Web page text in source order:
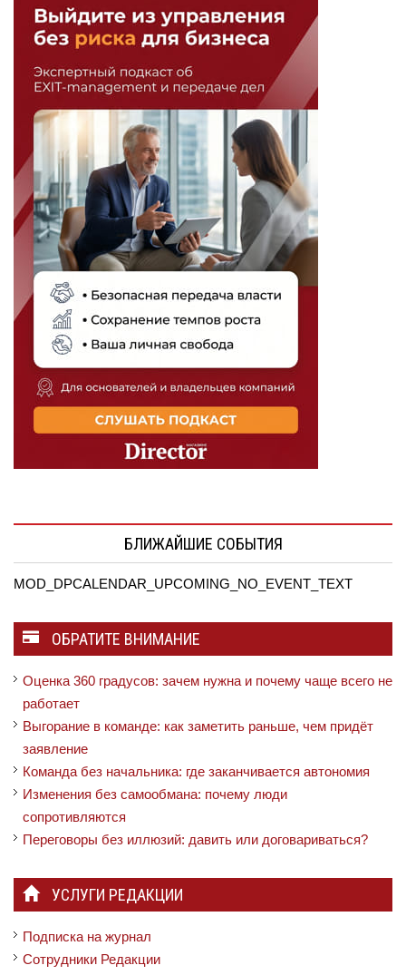
БЛИЖАЙШИЕ СОБЫТИЯ
MOD_DPCALENDAR_UPCOMING_NO_EVENT_TEXT
ОБРАТИТЕ ВНИМАНИЕ
Оценка 360 градусов: зачем нужна и почему чаще всего не
работает
Выгорание в команде: как заметить раньше, чем придёт
заявление
Команда без начальника: где заканчивается автономия
Изменения без самообмана: почему люди
сопротивляются
Переговоры без иллюзий: давить или договариваться?
УСЛУГИ РЕДАКЦИИ
Подписка на журнал
Сотрудники Редакции